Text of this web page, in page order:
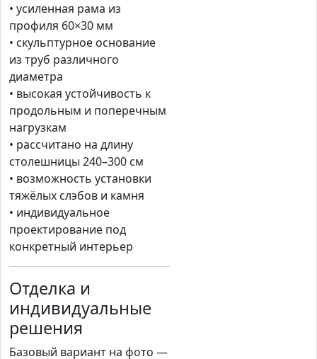
• усиленная рама из
профиля 60×30 мм
• скульптурное основание
из труб различного
диаметра
• высокая устойчивость к
продольным и поперечным
нагрузкам
• рассчитано на длину
столешницы 240–300 см
• возможность установки
тяжёлых слэбов и камня
• индивидуальное
проектирование под
конкретный интерьер
Отделка и
индивидуальные
решения
Базовый вариант на фото —